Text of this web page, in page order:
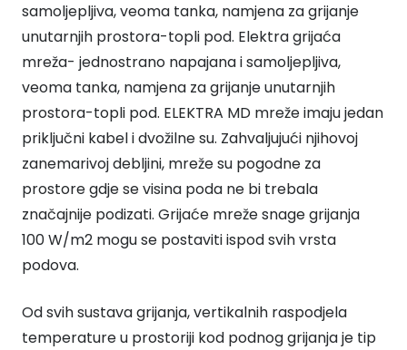
samoljepljiva, veoma tanka, namjena za grijanje
unutarnjih prostora-topli pod. Elektra grijaća
mreža- jednostrano napajana i samoljepljiva,
veoma tanka, namjena za grijanje unutarnjih
prostora-topli pod. ELEKTRA MD mreže imaju jedan
priključni kabel i dvožilne su. Zahvaljujući njihovoj
zanemarivoj debljini, mreže su pogodne za
prostore gdje se visina poda ne bi trebala
značajnije podizati. Grijaće mreže snage grijanja
100 W/m2 mogu se postaviti ispod svih vrsta
podova.
Od svih sustava grijanja, vertikalnih raspodjela
temperature u prostoriji kod podnog grijanja je tip